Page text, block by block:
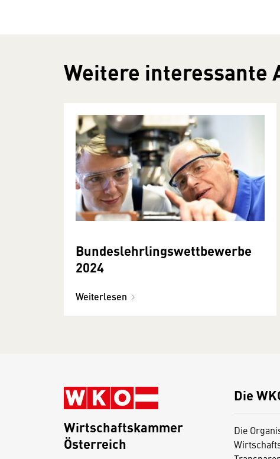
Weitere interessante
Bundeslehrlingswettbewerbe
2024
Weiterlesen
Die
Die
Wirtschaftskammer
Österreich